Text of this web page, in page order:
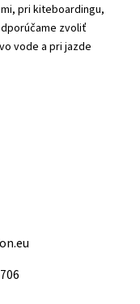
pri kiteboardingu,
zvoliť
vode a pri jazde